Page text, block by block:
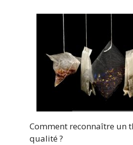
Comment reconnaître un
qualité ?